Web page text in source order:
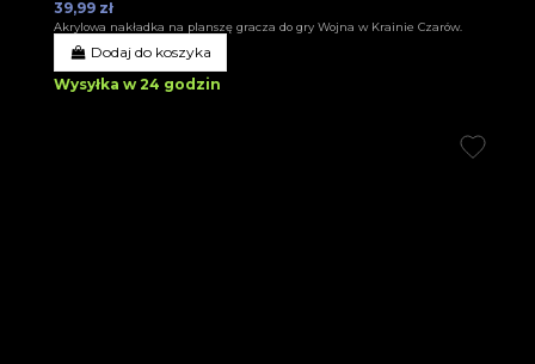
39,99 zł
Akrylowa nakładka na planszę gracza do gry Wojna w Krainie Czarów.
Dodaj do koszyka
Wysyłka w 24 godzin